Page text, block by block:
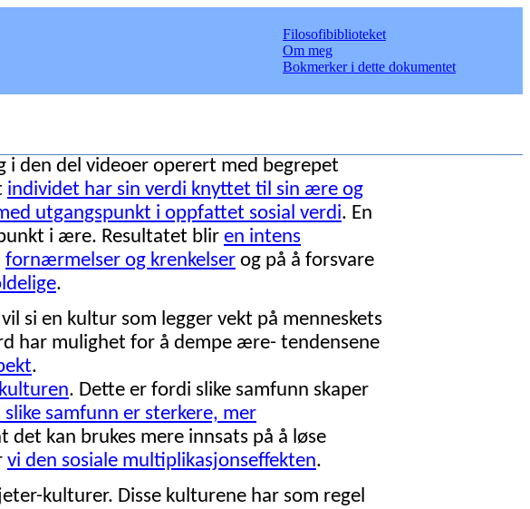
Filosofibiblioteket
Om meg
Bokmerker i dette dokumentet
i den del videoer operert med begrepet
individet har sin verdi knyttet til sin ære og
utgangspunkt i oppfattet sosial verdi. En
i ære. Resultatet blir en intens
fornærmelser og krenkelser og på å forsvare
.
si en kultur som legger vekt på menneskets
har mulighet for å dempe ære- tendensene
.
. Dette er fordi slike samfunn skaper
slike samfunn er sterkere, mer
kan brukes mere innsats på å løse
vi den sosiale multiplikasjonseffekten.
kulturer. Disse kulturene har som regel